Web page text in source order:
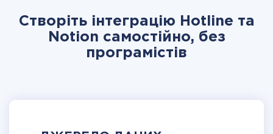
Створіть інтеграцію Hotline та
Notion самостійно, без
програмістів